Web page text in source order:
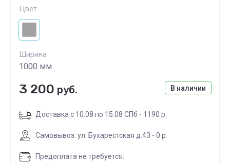
Цвет
Ширина
1000 мм
В наличии
3 200 руб.
Доставка с 10.08 по 15.08 СПб - 1190 р.
Самовывоз: ул. Бухарестская д.43 - 0 р.
Предоплата не требуется.